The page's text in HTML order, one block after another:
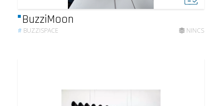
BuzziMoon
# BUZZISPACE NINCS